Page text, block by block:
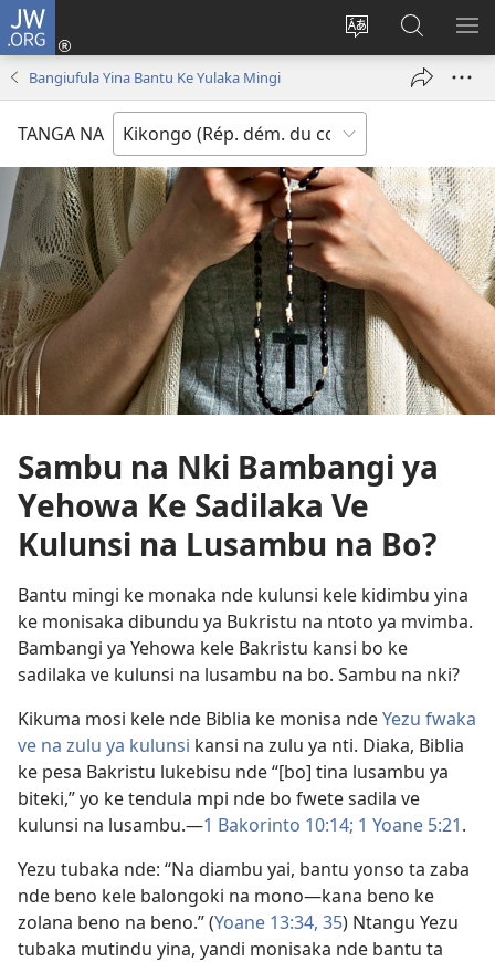
JW.ORG
Soba
site
yai
Kukota
(ke
ya
mpa)
Kusosa
na
JW.ORG
Bangiufula Yina Bantu Ke Yulaka Mingi
TANGA NA
Sambu na Nki Bambangi ya
Yehowa Ke Sadilaka Ve
Kulunsi na Lusambu na Bo?
Bantu mingi ke monaka nde kulunsi kele kidimbu yina
ke monisaka dibundu ya Bukristu na ntoto ya mvimba.
Bambangi ya Yehowa kele Bakristu kansi bo ke
sadilaka ve kulunsi na lusambu na bo. Sambu na nki?
Kikuma mosi kele nde Biblia ke monisa ndeYezu fwaka
ve na zulu ya kulunsi kansi na zulu ya nti. Diaka, Biblia
ke pesa Bakristu lukebisu nde “[bo] tina lusambu ya
biteki,” yo ke tendula mpi nde bo fwete sadila ve
kulunsi na lusambu.​—1 Bakorinto 10:14; 1 Yoane 5:21.
Yezu tubaka nde: “Na diambu yai, bantu yonso ta zaba
nde beno kele balongoki na mono​—kana beno ke
zolana beno na beno.” (Yoane 13:34, 35) Ntangu Yezu
tubaka mutindu yina, yandi monisaka nde bantu ta